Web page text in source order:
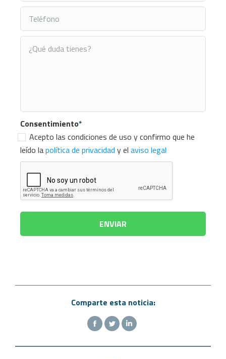
Consentimiento*
Acepto las condiciones de uso y confirmo que he
leído lapolítica de privacidad y el aviso legal
Comparte esta noticia: